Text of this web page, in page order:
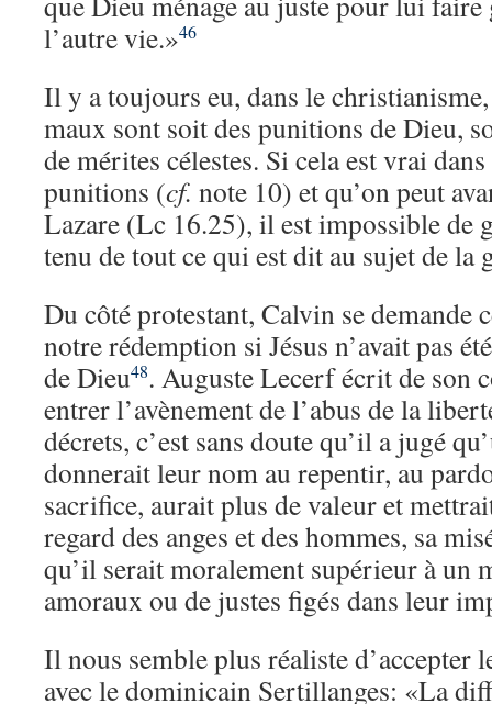
l’autre vie.»46
Il y a toujours eu, dans le
maux sont soit des punitions de Dieu,
de mérites célestes. Si cela est vrai
punitions (cf. note 10) et qu’on peut
Lazare (Lc 16.25), il est impossible de
tenu de tout ce qui est dit au sujet de la
Du côté protestant, Calvin se demande
notre rédemption si Jésus n’avait pas
de Dieu48. Auguste Lecerf écrit de son
entrer l’avènement de l’abus de la
décrets, c’est sans doute qu’il a jugé
donnerait leur nom au repentir, au
sacrifice, aurait plus de valeur et
regard des anges et des hommes, sa
qu’il serait moralement supérieur à un
amoraux ou de justes figés dans leur
Il nous semble plus réaliste d’accepter
avec le dominicain Sertillanges: «La